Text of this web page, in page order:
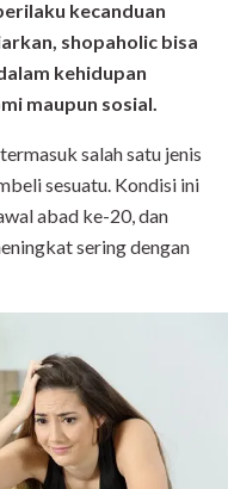
kecanduan
shopaholic bisa
kehidupan
maupun sosial.
salah satu jenis
sesuatu. Kondisi ini
abad ke-20, dan
sering dengan